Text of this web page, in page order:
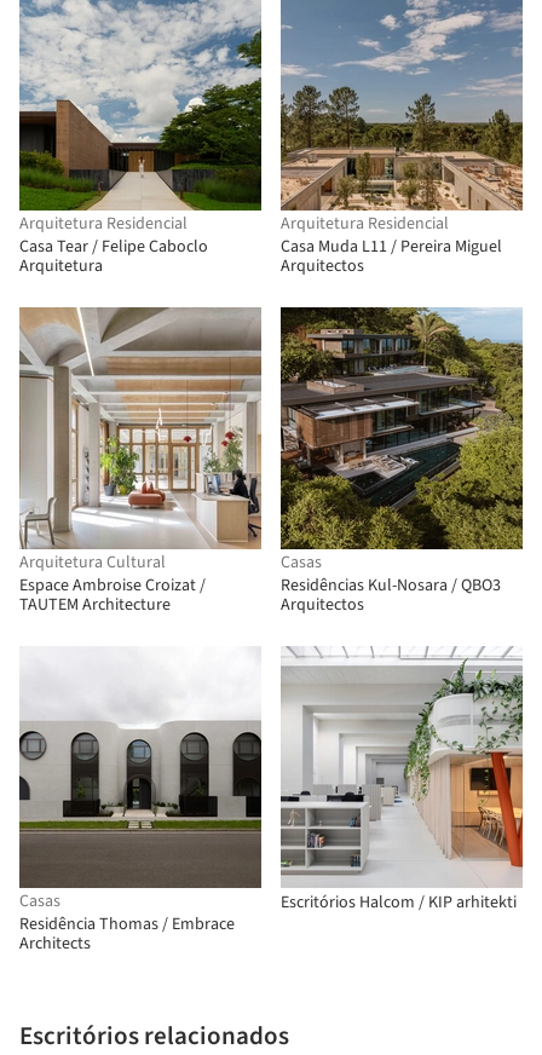
Arquitetura Residencial
Casa Tear / Felipe Caboclo
Arquitetura
Arquitetura Residencial
Casa Muda L11 / Pereira Miguel
Arquitectos
Arquitetura Cultural
Espace Ambroise Croizat /
TAUTEM Architecture
Casas
Residências Kul-Nosara / QBO3
Arquitectos
Casas
Residência Thomas / Embrace
Architects
Escritórios relacionados
Escritórios Halcom / KIP arhitekti